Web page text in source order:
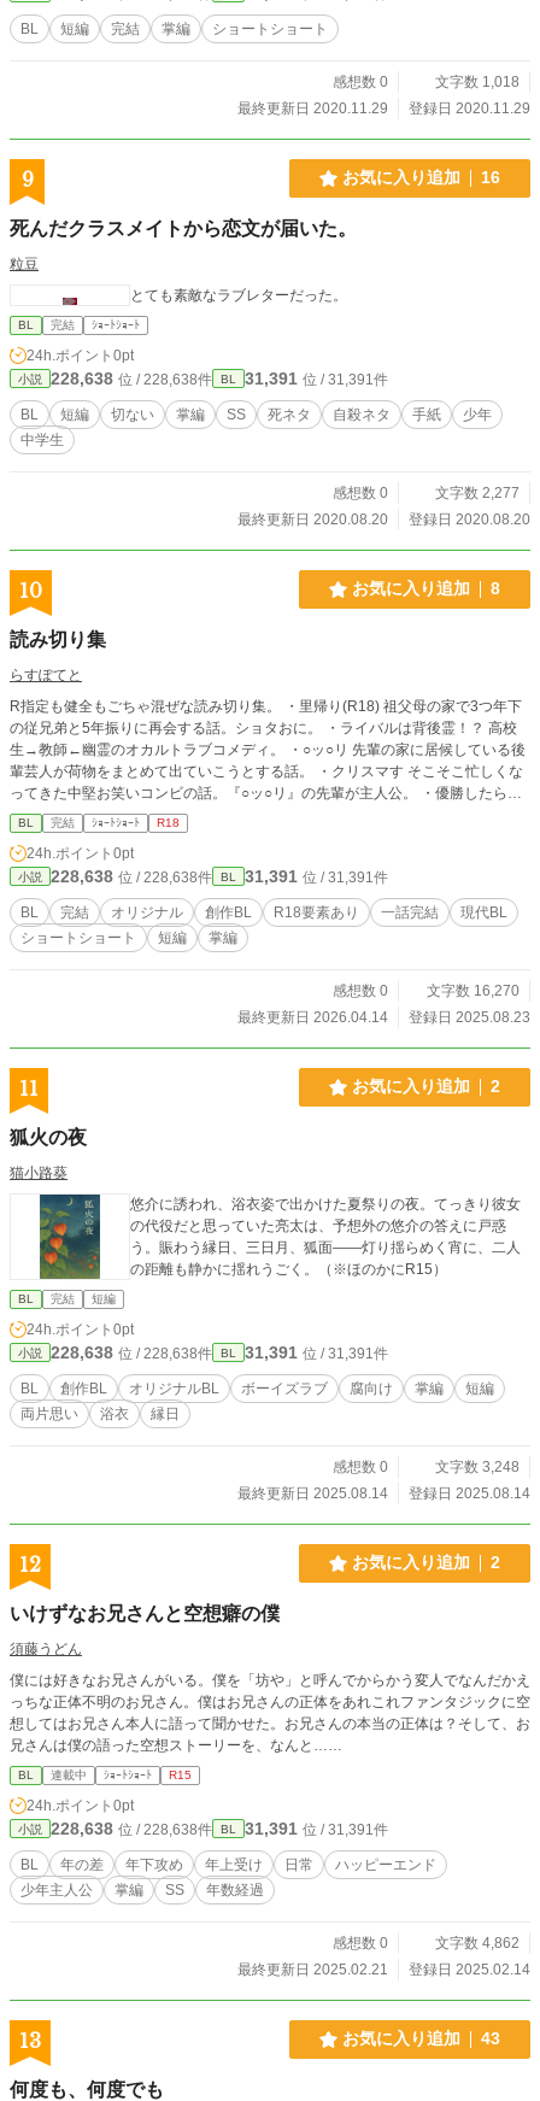
BL 短編 完結 掌編 ショートショート
感想数 0
文字数 1,018
最終更新日 2020.11.29
登録日 2020.11.29
9 お気に入り追加 16
死んだクラスメイトから恋文が届いた。
粒豆
とても素敵なラブレターだった。
BL 完結 ｼｮｰﾄｼｮｰﾄ
24h.ポイント 0pt
小説 228,638 位 / 228,638件 BL 31,391 位 / 31,391件
BL 短編 切ない 掌編 SS 死ネタ 自殺ネタ 手紙
少年
中学生
感想数 0
文字数 2,277
最終更新日 2020.08.20
登録日 2020.08.20
10 お気に入り追加 8
読み切り集
らすぽてと
R指定も健全もごちゃ混ぜな読み切り集。 ・里帰り(R18) 祖父母の家で3つ年下
の従兄弟と5年振りに再会する話。ショタおに。 ・ライバルは背後霊！？ 高校
生→教師←幽霊のオカルトラブコメディ。 ・○ッ○リ 先輩の家に居候している後
輩芸人が荷物をまとめて出ていこうとする話。 ・クリスマす そこそこ忙しくな
ってきた中堅お笑いコンビの話。『○ッ○リ』の先輩が主人公。 ・優勝したら
『○ッ○リ』の続編。ピン芸の大会に出場する話。
BL 完結 ｼｮｰﾄｼｮｰﾄ R18
24h.ポイント 0pt
小説 228,638 位 / 228,638件 BL 31,391 位 / 31,391件
BL 完結 オリジナル 創作BL R18要素あり 一話完結
現代BL
ショートショート
短編 掌編
感想数 0
文字数 16,270
最終更新日 2026.04.14
登録日 2025.08.23
11 お気に入り追加 2
狐火の夜
猫小路葵
悠介に誘われ、浴衣姿で出かけた夏祭りの夜。てっきり彼女
の代役だと思っていた亮太は、予想外の悠介の答えに戸惑
う。賑わう縁日、三日月、狐面――灯り揺らめく宵に、二人
の距離も静かに揺れうごく。（※ほのかにR15）
BL 完結 短編
24h.ポイント 0pt
小説 228,638 位 / 228,638件 BL 31,391 位 / 31,391件
BL 創作BL オリジナルBL ボーイズラブ 腐向け 掌編
短編
両片思い
浴衣 縁日
感想数 0
文字数 3,248
最終更新日 2025.08.14
登録日 2025.08.14
12 お気に入り追加 2
いけずなお兄さんと空想癖の僕
須藤うどん
僕には好きなお兄さんがいる。僕を「坊や」と呼んでからかう変人でなんだかえ
っちな正体不明のお兄さん。僕はお兄さんの正体をあれこれファンタジックに空
想してはお兄さん本人に語って聞かせた。お兄さんの本当の正体は？そして、お
兄さんは僕の語った空想ストーリーを、なんと……
BL 連載中 ｼｮｰﾄｼｮｰﾄ R15
24h.ポイント 0pt
小説 228,638 位 / 228,638件 BL 31,391 位 / 31,391件
BL 年の差 年下攻め 年上受け 日常
ハッピーエンド
少年主人公
掌編 SS 年数経過
感想数 0
文字数 4,862
最終更新日 2025.02.21
登録日 2025.02.14
13 お気に入り追加 43
何度も、何度でも